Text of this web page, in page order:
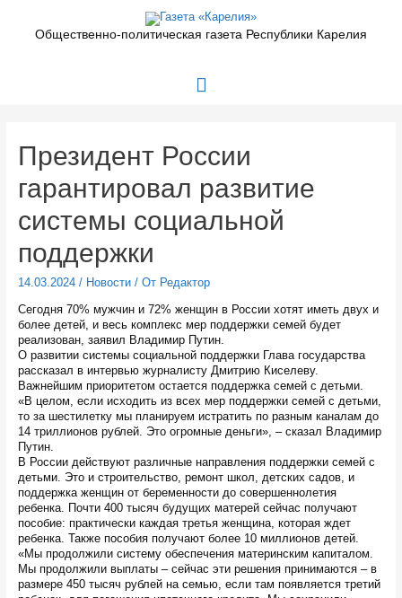
содержимомуОбщественно-политическая газета Республики Карелия
Главное
Президент России
гарантировал развитие
системы социальной
поддержки
14.03.2024/ Новости/ От Редактор
Сегодня 70% мужчин и 72% женщин в России хотят иметь двух и
более детей, и весь комплекс мер поддержки семей будет
реализован, заявил Владимир Путин.
О развитии системы социальной поддержки Глава государства
рассказал в интервью журналисту Дмитрию Киселеву.
Важнейшим приоритетом остается поддержка семей с детьми.
«В целом, если исходить из всех мер поддержки семей с детьми,
то за шестилетку мы планируем истратить по разным каналам до
14 триллионов рублей. Это огромные деньги», – сказал Владимир
Путин.
В России действуют различные направления поддержки семей с
детьми. Это и строительство, ремонт школ, детских садов, и
поддержка женщин от беременности до совершеннолетия
ребенка. Почти 400 тысяч будущих матерей сейчас получают
пособие: практически каждая третья женщина, которая ждет
ребенка. Также пособия получают более 10 миллионов детей.
«Мы продолжили систему обеспечения материнским капиталом.
Мы продолжили выплаты – сейчас эти решения принимаются – в
размере 450 тысяч рублей на семью, если там появляется третий